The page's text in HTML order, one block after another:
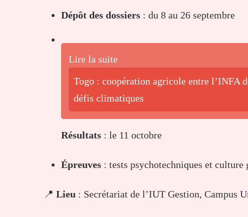
Dépôt des dossiers : du 8 au 26 septembre
Lire la suite
Togo : coopération agricole entre l’INFA
défis climatiques
Résultats : le 11 octobre
Épreuves : tests psychotechniques et culture
📍 Lieu : Secrétariat de l’IUT Gestion, Campus